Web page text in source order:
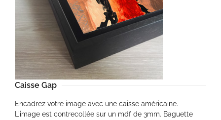
Caisse Gap
Encadrez votre image avec une caisse américaine.
L'image est contrecollée sur un mdf de 3mm. Baguette